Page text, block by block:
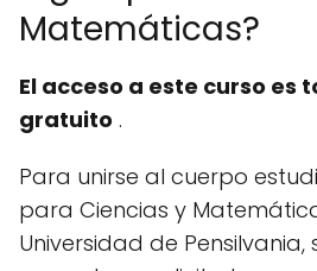
Matemáticas?
El acceso a este curso es
gratuito .
Para unirse al cuerpo
para Ciencias y
Universidad de Pensilvania,